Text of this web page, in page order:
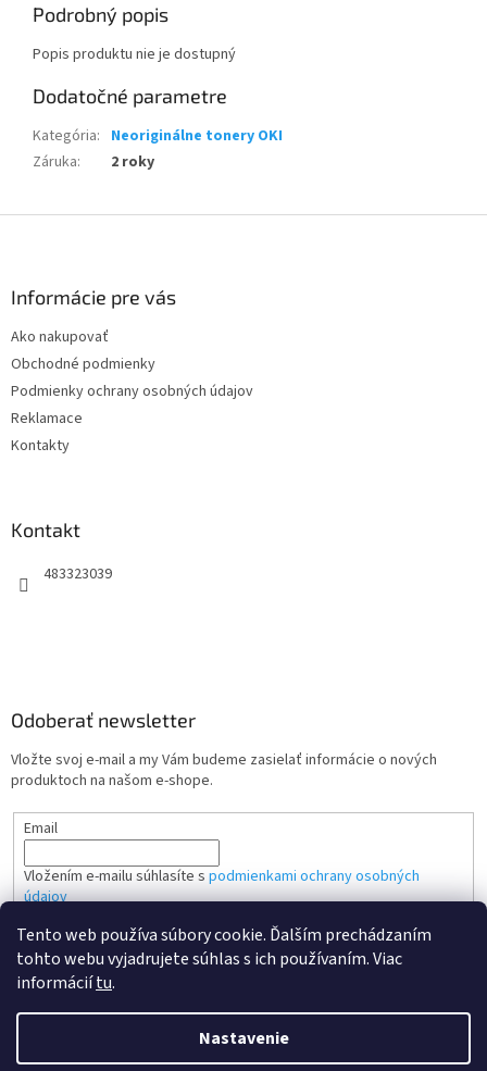
Tento web používa súbory cookie. Ďalším prechádzaním
tohto webu vyjadrujete súhlas s ich používaním. Viac
informáciítu.
Nastavenie
Podrobný popis
Popis produktu nie je dostupný
Dodatočné parametre
Kategória: Neoriginálne tonery OKI
Záruka: 2 roky
Informácie pre vás
Ako nakupovať
Obchodné podmienky
Podmienky ochrany osobných údajov
Reklamace
Kontakty
Kontakt
483323039
Odoberať newsletter
Vložte svoj e-mail a my Vám budeme zasielať informácie o nových
produktoch na našom e-shope.
Email
Vložením e-mailu súhlasíte s podmienkami ochrany osobných
údajov
PRIHLÁSIŤ SA
Vytvoril Shoptet